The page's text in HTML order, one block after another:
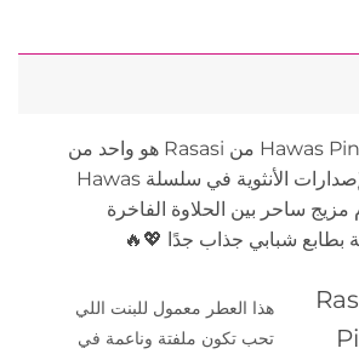
Rasasi هو واحد من
أحدث وأجمل الإصدارات الأنثوية في سلسلة Hawas
مزيج ساحر بين الحلاوة الفاخرة
بطابع شبابي جذاب جدًا 💖🔥
هذا العطر معمول للبنت اللي
تحب تكون ملفتة وناعمة في